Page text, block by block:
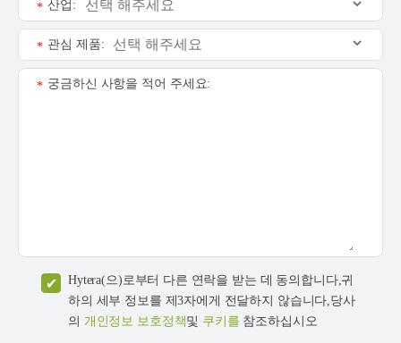
산업:
*
관심 제품:
*
궁금하신 사항을 적어 주세요:
*
Hytera(으)로부터 다른 연락을 받는 데 동의합니다,귀
하의 세부 정보를 제3자에게 전달하지 않습니다,당사
의 개인정보 보호정책및 쿠키를 참조하십시오